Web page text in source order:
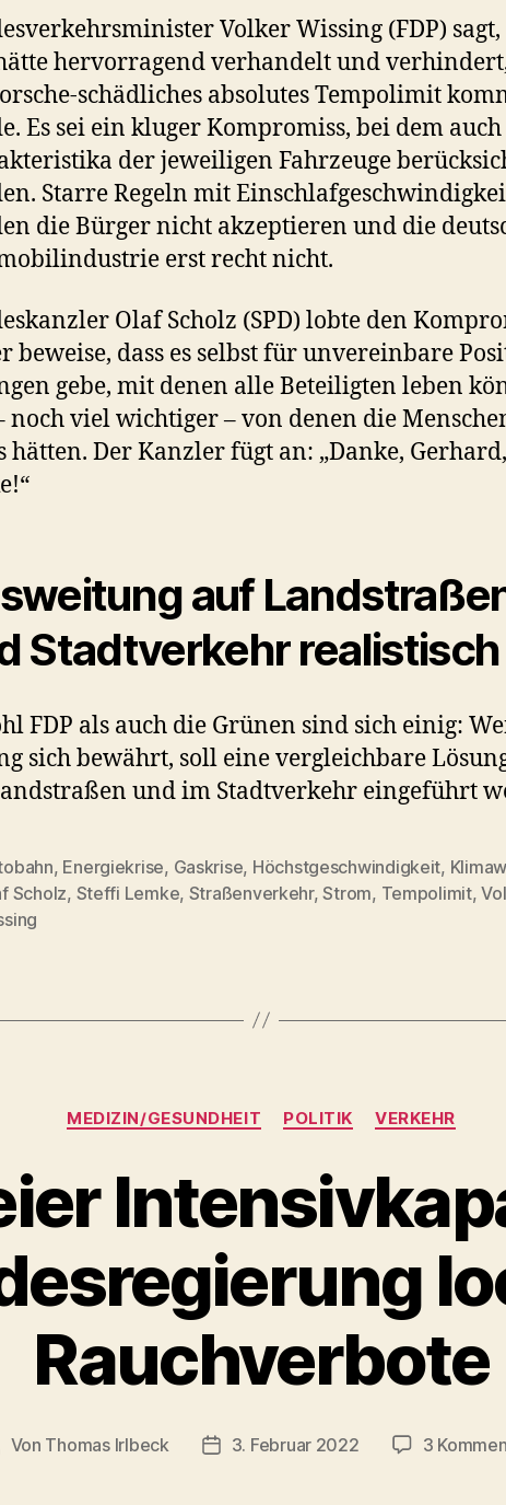
Volker Wissing (FDP)
hervorragend verhandelt und
schädliches absolutes Tempolimit
Es sei ein kluger Kompromiss, bei dem
der jeweiligen Fahrzeuge
Starre Regeln mit
die Bürger nicht akzeptieren und die
erst recht nicht.
Olaf Scholz (SPD) lobte den
beweise, dass es selbst für unvereinbare
gebe, mit denen alle Beteiligten leben
noch viel wichtiger – von denen die
hätten. Der Kanzler fügt an: „Danke, Gerhard,
auf
Stadtverkehr realistisch
FDP als auch die Grünen sind sich einig:
sich bewährt, soll eine vergleichbare
und im Stadtverkehr eingeführt
, Energiekrise, Gaskrise, Höchstgeschwindigkeit,
Scholz, Steffi Lemke, Straßenverkehr,Strom, Tempolimit,
Kategorien
MEDIZIN/GESUNDHEIT POLITIK VERKEHR
Rauchverbote
Von Thomas Irlbeck Veröffentlichungsdatum
3. Februar 2022 3